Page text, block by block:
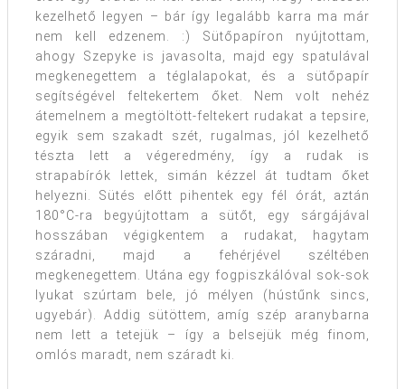
kezelhető legyen – bár így legalább karra ma már
nem kell edzenem. :) Sütőpapíron nyújtottam,
ahogy Szepyke is javasolta, majd egy spatulával
megkenegettem a téglalapokat, és a sütőpapír
segítségével feltekertem őket. Nem volt nehéz
átemelnem a megtöltött-feltekert rudakat a tepsire,
egyik sem szakadt szét, rugalmas, jól kezelhető
tészta lett a végeredmény, így a rudak is
strapabírók lettek, simán kézzel át tudtam őket
helyezni. Sütés előtt pihentek egy fél órát, aztán
180°C-ra begyújtottam a sütőt, egy sárgájával
hosszában végigkentem a rudakat, hagytam
száradni, majd a fehérjével széltében
megkenegettem. Utána egy fogpiszkálóval sok-sok
lyukat szúrtam bele, jó mélyen (hústűnk sincs,
ugyebár). Addig sütöttem, amíg szép aranybarna
nem lett a tetejük – így a belsejük még finom,
omlós maradt, nem száradt ki.